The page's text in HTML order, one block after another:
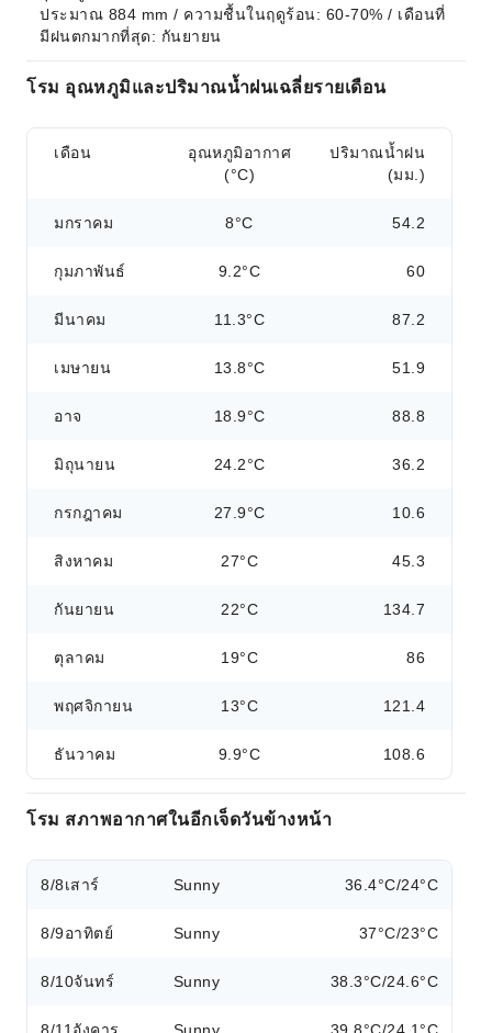
ประมาณ 884 mm / ความชื้นในฤดูร้อน: 60-70% / เดือนที่
มีฝนตกมากที่สุด: กันยายน
โรม อุณหภูมิและปริมาณน้ำฝนเฉลี่ยรายเดือน
เดือน
อุณหภูมิอากาศ
(°C)
ปริมาณน้ำฝน
(มม.)
มกราคม 8°C 54.2
กุมภาพันธ์ 9.2°C 60
มีนาคม 11.3°C 87.2
เมษายน 13.8°C 51.9
อาจ 18.9°C 88.8
มิถุนายน 24.2°C 36.2
กรกฎาคม 27.9°C 10.6
สิงหาคม 27°C 45.3
กันยายน 22°C 134.7
ตุลาคม 19°C 86
พฤศจิกายน 13°C 121.4
ธันวาคม 9.9°C 108.6
โรม สภาพอากาศในอีกเจ็ดวันข้างหน้า
8/8เสาร์ Sunny 36.4°C/24°C
8/9อาทิตย์ Sunny 37°C/23°C
8/10จันทร์ Sunny 38.3°C/24.6°C